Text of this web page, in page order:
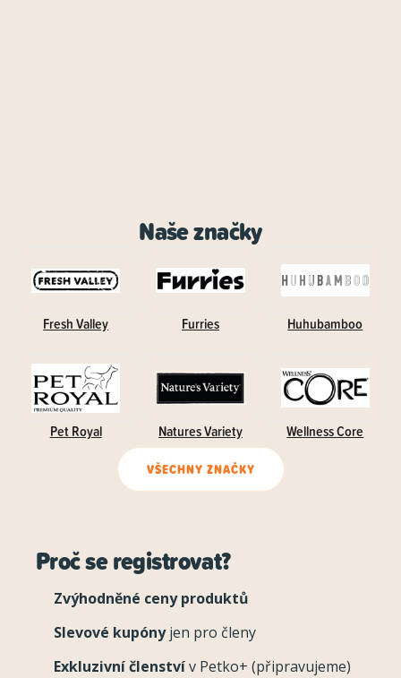
Naše značky
Fresh Valley Furries Huhubamboo
Pet Royal Natures Variety Wellness Core
VŠECHNY ZNAČKY
Proč se registrovat?
Zvýhodněné ceny produktů
Slevové kupónyjen pro členy
Exkluzivní členstvív Petko+ (připravujeme)